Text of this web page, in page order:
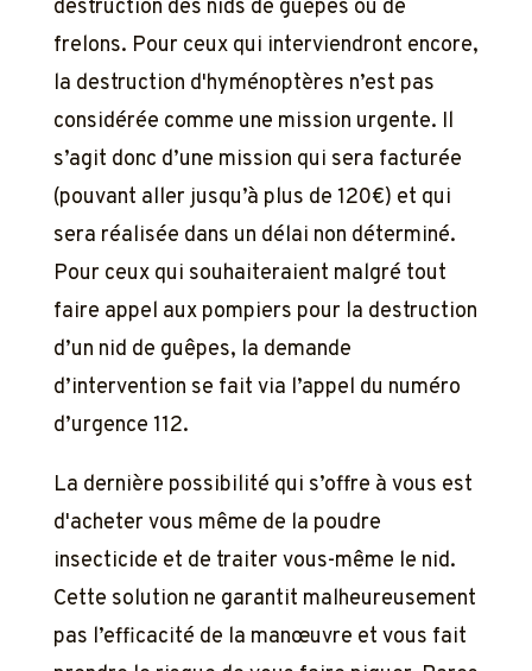
destruction des nids de guêpes ou de
frelons. Pour ceux qui interviendront encore,
la destruction d'hyménoptères n’est pas
considérée comme une mission urgente. Il
s’agit donc d’une mission qui sera facturée
(pouvant aller jusqu’à plus de 120€) et qui
sera réalisée dans un délai non déterminé.
Pour ceux qui souhaiteraient malgré tout
faire appel aux pompiers pour la destruction
d’un nid de guêpes, la demande
d’intervention se fait via l’appel du numéro
d’urgence 112.
La dernière possibilité qui s’offre à vous est
d'acheter vous même de la poudre
insecticide et de traiter vous-même le nid.
Cette solution ne garantit malheureusement
pas l’efficacité de la manœuvre et vous fait